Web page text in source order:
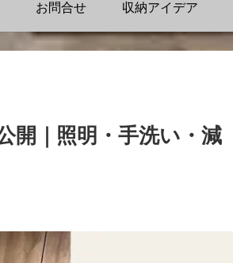
お問合せ 収納アイデア
開｜照明・手洗い・減